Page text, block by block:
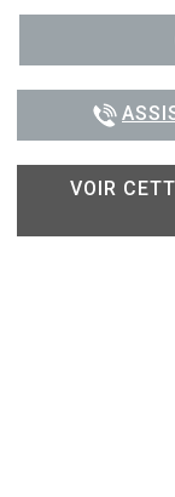
VOIR